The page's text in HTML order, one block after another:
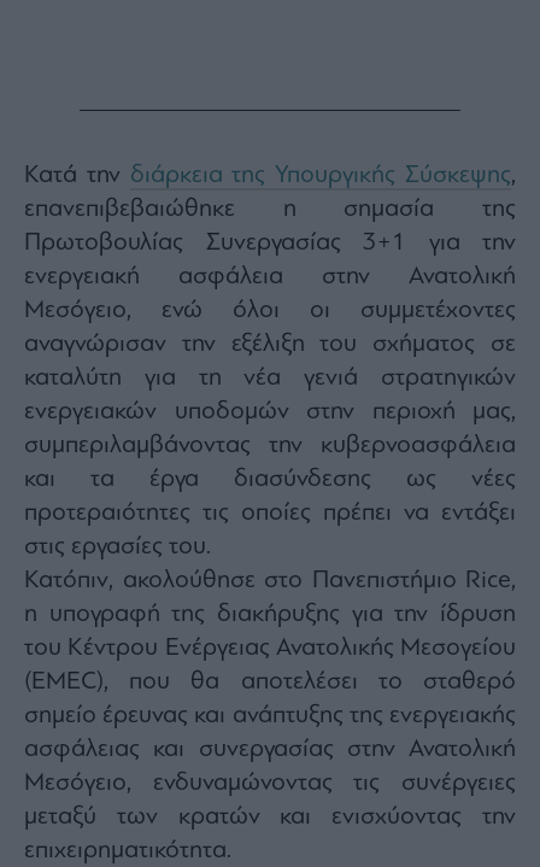
Εγγραφείτε
στο
Newsletter
mononews.gr
By
your
email,
agree
to
our
and
Privacy
Notice.
You
can
opt
at
any
time.
This
site
is
protected
by
reCAPTCHA
and
the
Κατά την διάρκεια της Υπουργικής Σύσκεψης,
επανεπιβεβαιώθηκε η σημασία της
Πρωτοβουλίας Συνεργασίας 3+1 για την
ενεργειακή ασφάλεια στην Ανατολική
Μεσόγειο, ενώ όλοι οι συμμετέχοντες
αναγνώρισαν την εξέλιξη του σχήματος σε
καταλύτη για τη νέα γενιά στρατηγικών
ενεργειακών υποδομών στην περιοχή μας,
συμπεριλαμβάνοντας την κυβερνοασφάλεια
και τα έργα διασύνδεσης ως νέες
προτεραιότητες τις οποίες πρέπει να εντάξει
στις εργασίες του.
Κατόπιν, ακολούθησε στο Πανεπιστήμιο Rice,
η υπογραφή της διακήρυξης για την ίδρυση
του Κέντρου Ενέργειας Ανατολικής Μεσογείου
(EMEC), που θα αποτελέσει το σταθερό
σημείο έρευνας και ανάπτυξης της ενεργειακής
ασφάλειας και συνεργασίας στην Ανατολική
Μεσόγειο, ενδυναμώνοντας τις συνέργειες
μεταξύ των κρατών και ενισχύοντας την
επιχειρηματικότητα.